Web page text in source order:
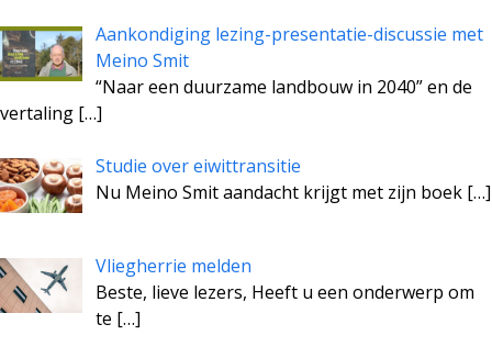
Aankondiging lezing-presentatie-discussie met
Meino Smit
“Naar een duurzame landbouw in 2040” en de
vertaling […]
Studie over eiwittransitie
Nu Meino Smit aandacht krijgt met zijn boek […]
Vliegherrie melden
Beste, lieve lezers, Heeft u een onderwerp om
te […]